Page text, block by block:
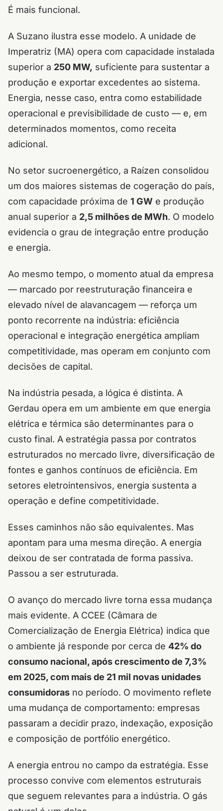
É mais funcional.
A Suzano ilustra esse modelo. A unidade de
Imperatriz (MA) opera com capacidade instalada
superior a 250 MW, suficiente para sustentar a
produção e exportar excedentes ao sistema.
Energia, nesse caso, entra como estabilidade
operacional e previsibilidade de custo — e, em
determinados momentos, como receita
adicional.
No setor sucroenergético, a Raízen consolidou
um dos maiores sistemas de cogeração do país,
com capacidade próxima de 1 GW e produção
anual superior a 2,5 milhões de MWh. O modelo
evidencia o grau de integração entre produção
e energia.
Ao mesmo tempo, o momento atual da empresa
— marcado por reestruturação financeira e
elevado nível de alavancagem — reforça um
ponto recorrente na indústria: eficiência
operacional e integração energética ampliam
competitividade, mas operam em conjunto com
decisões de capital.
Na indústria pesada, a lógica é distinta. A
Gerdau opera em um ambiente em que energia
elétrica e térmica são determinantes para o
custo final. A estratégia passa por contratos
estruturados no mercado livre, diversificação de
fontes e ganhos contínuos de eficiência. Em
setores eletrointensivos, energia sustenta a
operação e define competitividade.
Esses caminhos não são equivalentes. Mas
apontam para uma mesma direção. A energia
deixou de ser contratada de forma passiva.
Passou a ser estruturada.
O avanço do mercado livre torna essa mudança
mais evidente. A CCEE (Câmara de
Comercialização de Energia Elétrica) indica que
o ambiente já responde por cerca de 42% do
consumo nacional, após crescimento de 7,3%
em 2025, com mais de 21 mil novas unidades
consumidoras no período. O movimento reflete
uma mudança de comportamento: empresas
passaram a decidir prazo, indexação, exposição
e composição de portfólio energético.
A energia entrou no campo da estratégia. Esse
processo convive com elementos estruturais
que seguem relevantes para a indústria. O gás